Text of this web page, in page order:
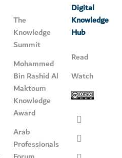
The
Knowledge
Summit
Mohammed
Bin Rashid Al
Maktoum
Knowledge
Award
Arab
Professionals
Digital
Knowledge
Hub
Read
Watch